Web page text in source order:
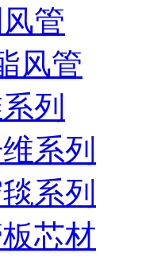
管
风管
列
系列
系列
芯材